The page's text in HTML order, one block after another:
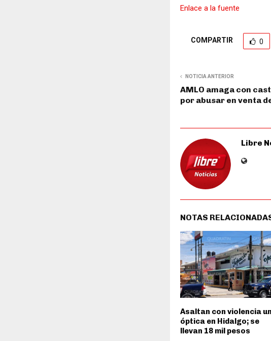
Enlace a la fuente
COMPARTIR 0
NOTICIA ANTERIOR
AMLO amaga con
por abusar en venta
Libre
NOTAS
Asaltan con violencia
óptica en Hidalgo; se
llevan 18 mil pesos